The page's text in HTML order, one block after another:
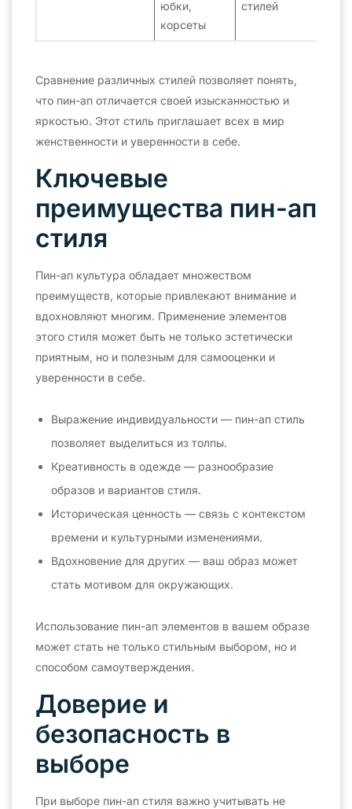
юбки,
корсеты
стилей
Сравнение различных стилей позволяет понять,
что пин-ап отличается своей изысканностью и
яркостью. Этот стиль приглашает всех в мир
женственности и уверенности в себе.
Ключевые
преимущества пин-ап
стиля
Пин-ап культура обладает множеством
преимуществ, которые привлекают внимание и
вдохновляют многим. Применение элементов
этого стиля может быть не только эстетически
приятным, но и полезным для самооценки и
уверенности в себе.
Выражение индивидуальности — пин-ап стиль
позволяет выделиться из толпы.
Креативность в одежде — разнообразие
образов и вариантов стиля.
Историческая ценность — связь с контекстом
времени и культурными изменениями.
Вдохновение для других — ваш образ может
стать мотивом для окружающих.
Использование пин-ап элементов в вашем образе
может стать не только стильным выбором, но и
способом самоутверждения.
Доверие и
безопасность в
выборе
При выборе пин-ап стиля важно учитывать не